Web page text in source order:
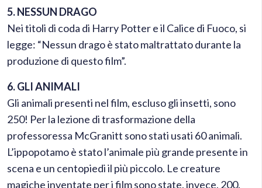
5. NESSUN DRAGO
Nei titoli di coda di Harry Potter e il Calice di Fuoco, si
legge: “Nessun drago è stato maltrattato durante la
produzione di questo film”.
6. GLI ANIMALI
Gli animali presenti nel film, escluso gli insetti, sono
250! Per la lezione di trasformazione della
professoressa McGranitt sono stati usati 60 animali.
L’ippopotamo è stato l’animale più grande presente in
scena e un centopiedi il più piccolo. Le creature
magiche inventate per i film sono state, invece, 200.